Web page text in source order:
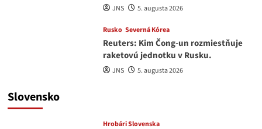
JNS 5. augusta 2026
Rusko Severná Kórea
Reuters: Kim Čong-un rozmiestňuje
raketovú jednotku v Rusku.
JNS 5. augusta 2026
Slovensko
Hrobári Slovenska